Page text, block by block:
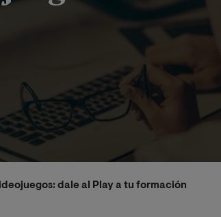
dale al Play a tu formación